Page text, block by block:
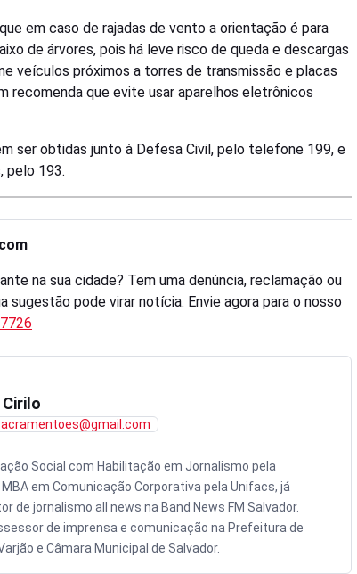
em caso de rajadas de vento a orientação é para
de árvores, pois há leve risco de queda e descargas
veículos próximos a torres de transmissão e placas
recomenda que evite usar aparelhos eletrônicos
ser obtidas junto à Defesa Civil, pelo telefone 199, e
pelo 193.
na sua cidade? Tem uma denúncia, reclamação ou
sugestão pode virar notícia. Envie agora para o nosso
Social com Habilitação em Jornalismo pela
em Comunicação Corporativa pela Unifacs, já
de jornalismo all news na Band News FM Salvador.
de imprensa e comunicação na Prefeitura de
e Câmara Municipal de Salvador.